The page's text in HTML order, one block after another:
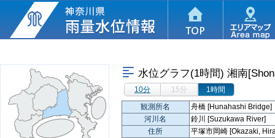
水位グラフ(1時間) 湘南
10分 15分
1時間
観測所名
舟橋 [Hunahashi Bridge]
河川名
鈴川 [Suzukawa River]
住所
平塚市岡崎 [Okazaki,